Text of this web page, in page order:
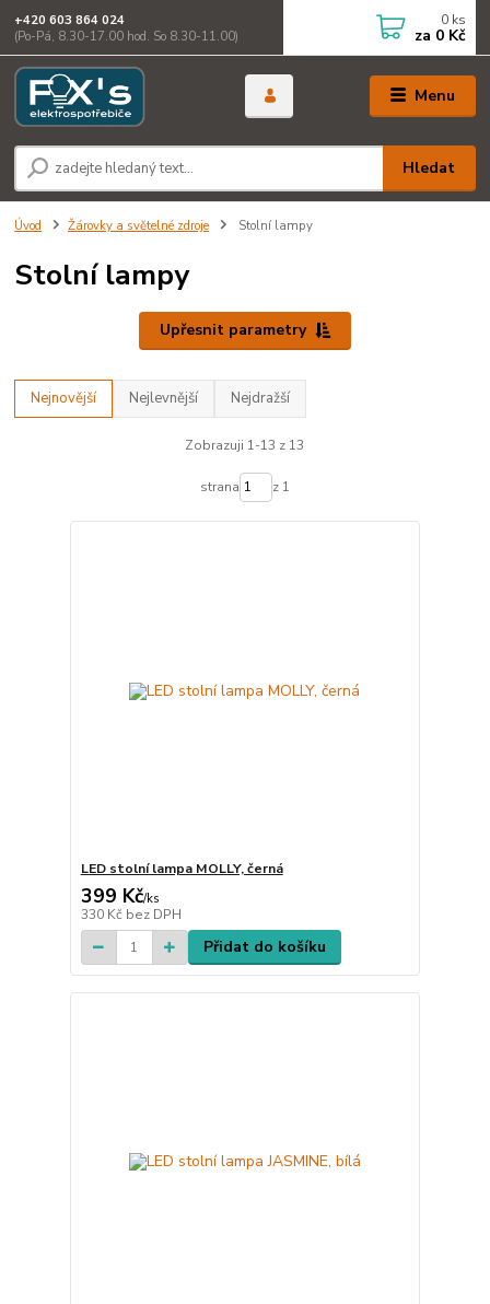
Menu
Hledat
+420 603 864 024
(Po-Pá, 8.30-17.00 hod. So 8.30-11.00)
0 ks
za 0 Kč
Úvod Žárovky a světelné zdroje Stolní lampy
Stolní lampy
Upřesnit parametry
Nejnovější Nejlevnější Nejdražší
Zobrazuji 1-13 z 13
strana z 1
LED stolní lampa MOLLY, černá
399 Kč/ks
330 Kč bez DPH
Přidat do košíku